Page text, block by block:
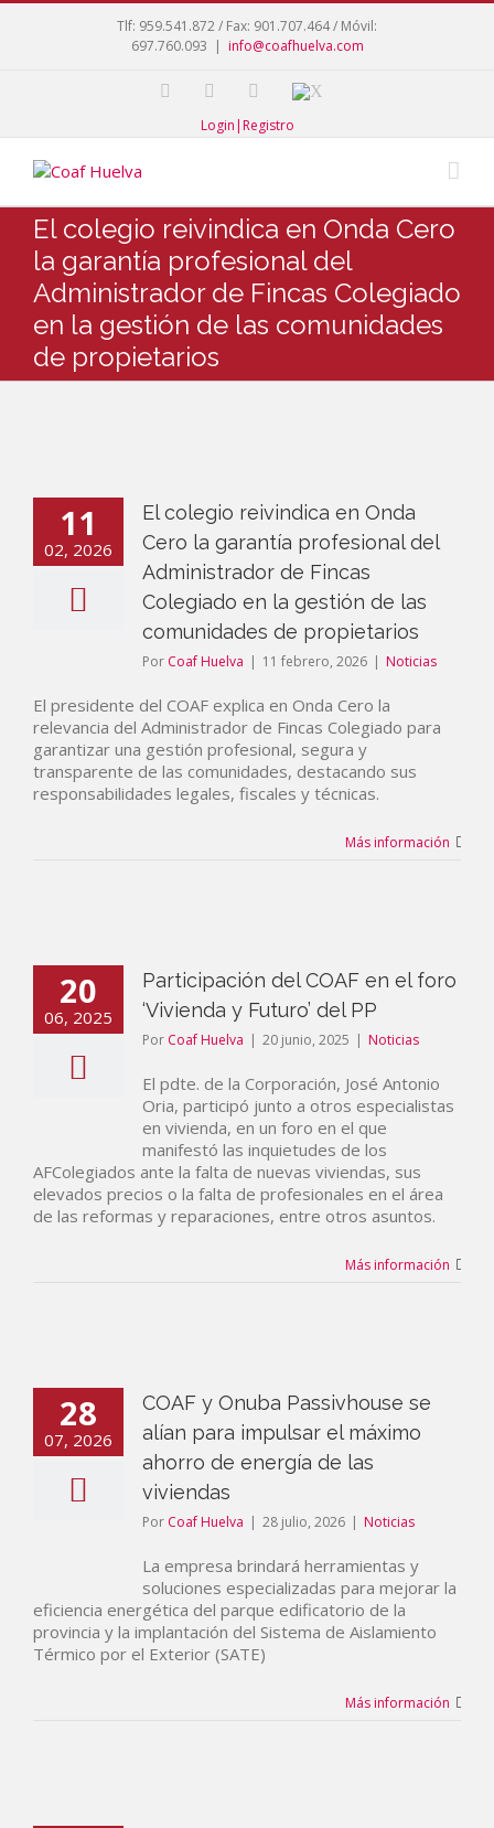
Tlf: 959.541.872 / Fax: 901.707.464 / Móvil:
697.760.093 | info@coafhuelva.com
Login|Registro
El colegio reivindica en Onda Cero
la garantía profesional del
Administrador de Fincas Colegiado
en la gestión de las comunidades
de propietarios
11
02, 2026
El colegio reivindica en Onda
Cero la garantía profesional del
Administrador de Fincas
Colegiado en la gestión de las
comunidades de propietarios
Por Coaf Huelva | 11 febrero, 2026 | Noticias
El presidente del COAF explica en Onda Cero la
relevancia del Administrador de Fincas Colegiado para
garantizar una gestión profesional, segura y
transparente de las comunidades, destacando sus
responsabilidades legales, fiscales y técnicas.
Más información
20
06, 2025
Participación del COAF en el foro
‘Vivienda y Futuro’ del PP
Por Coaf Huelva | 20 junio, 2025 | Noticias
El pdte. de la Corporación, José Antonio
Oria, participó junto a otros especialistas
en vivienda, en un foro en el que
manifestó las inquietudes de los
AFColegiados ante la falta de nuevas viviendas, sus
elevados precios o la falta de profesionales en el área
de las reformas y reparaciones, entre otros asuntos.
Más información
28
07, 2026
COAF y Onuba Passivhouse se
alían para impulsar el máximo
ahorro de energía de las
viviendas
Por Coaf Huelva | 28 julio, 2026 | Noticias
La empresa brindará herramientas y
soluciones especializadas para mejorar la
eficiencia energética del parque edificatorio de la
provincia y la implantación del Sistema de Aislamiento
Térmico por el Exterior (SATE)
Más información